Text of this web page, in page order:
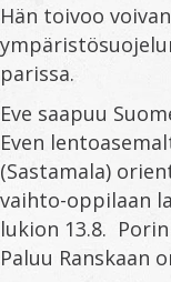
Hän toivoo
parissa.
Eve saapuu
Even
(Sastamala)
vaihto-oppilaan
lukion 13.8.
Paluu Ranskaan